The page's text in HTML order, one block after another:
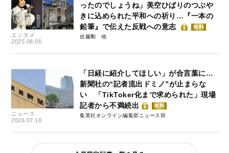
エンタメ
2025.08.06
ったのでしょうね」美空ひばりのつぶや
きに込められた平和への祈り…『一本の
鉛筆』で伝えた反戦への意志
有料
佐藤剛
ニュース
2026.07.18
「日経に紹介してほしい」が合言葉に…
新聞社の“記者流出ドミノ”が止まらな
い 「TikToker化まで求められた」現場
記者から不満続出
有料
集英社オンライン編集部ニュース班